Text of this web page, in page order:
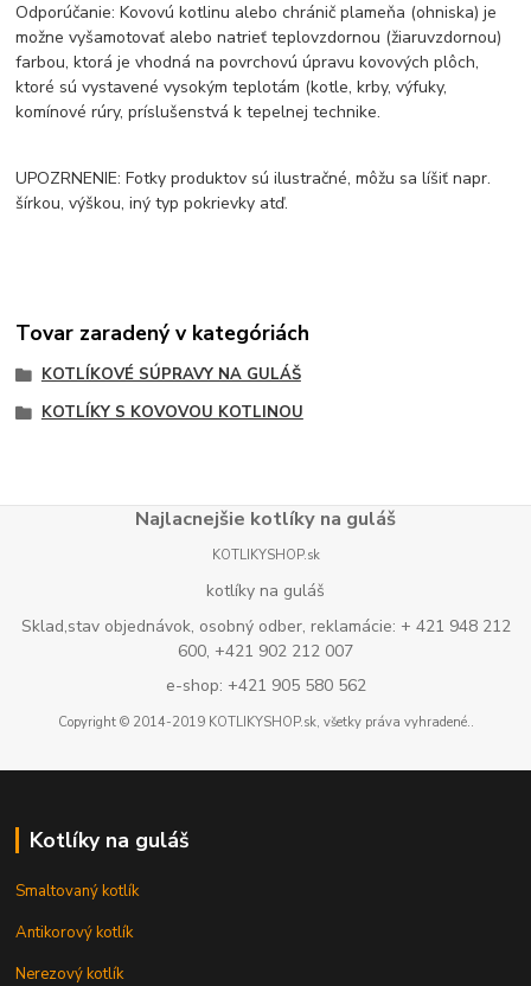
Odporúčanie: Kovovú kotlinu alebo chránič plameňa (ohniska) je
možne vyšamotovať alebo natrieť teplovzdornou (žiaruvzdornou)
farbou, ktorá je vhodná na povrchovú úpravu kovových plôch,
ktoré sú vystavené vysokým teplotám (kotle, krby, výfuky,
komínové rúry, príslušenstvá k tepelnej technike.
UPOZRNENIE: Fotky produktov sú ilustračné, môžu sa líšiť napr.
šírkou, výškou, iný typ pokrievky atď.
Tovar zaradený v kategóriách
KOTLÍKOVÉ SÚPRAVY NA GULÁŠ
KOTLÍKY S KOVOVOU KOTLINOU
Najlacnejšie kotlíky na guláš
KOTLIKYSHOP.sk
kotlíky na guláš
Sklad,stav objednávok, osobný odber, reklamácie: + 421 948 212
600, +421 902 212 007
e-shop: +421 905 580 562
Copyright © 2014-2019 KOTLIKYSHOP.sk, všetky práva vyhradené..
Kotlíky na guláš
Smaltovaný kotlík
Antikorový kotlík
Nerezový kotlík